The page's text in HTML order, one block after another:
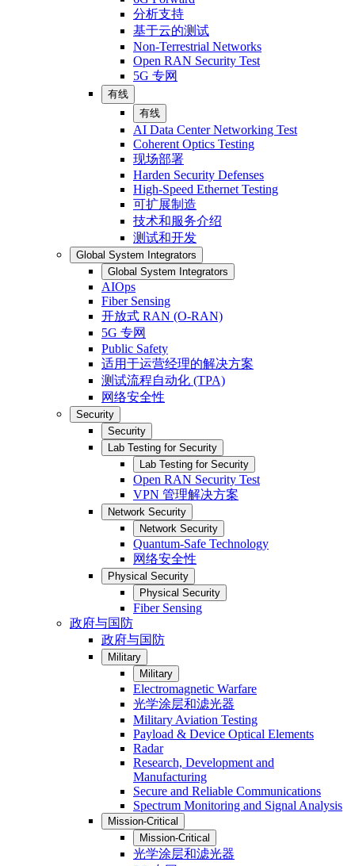
分析支持
基于云的测试
Non-Terrestrial Networks
Open RAN Security Test
5G 专网
有线
有线
AI Data Center Networking Test
Coherent Optics Testing
现场部署
Harden Security Defenses
High-Speed Ethernet Testing
可扩展制造
技术和服务介绍
测试和开发
Global System Integrators
Global System Integrators
AIOps
Fiber Sensing
开放式 RAN (O-RAN)
5G 专网
Public Safety
适用于运营经理的解决方案
测试流程自动化 (TPA)
网络安全性
Security
Security
Lab Testing for Security
Lab Testing for Security
Open RAN Security Test
VPN 管理解决方案
Network Security
Network Security
Quantum-Safe Technology
网络安全性
Physical Security
Physical Security
Fiber Sensing
政府与国防
政府与国防
Military
Military
Electromagnetic Warfare
光学涂层和滤光器
Military Aviation Testing
Payload & Device Optical Elements
Radar
Research, Development and
Manufacturing
Secure and Reliable Communications
Spectrum Monitoring and Signal Analysis
Mission-Critical
Mission-Critical
光学涂层和滤光器